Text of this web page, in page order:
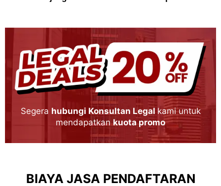
Segera hubungi Konsultan Legal kami untuk
mendapatkankuota promo
BIAYA JASA PENDAFTARAN